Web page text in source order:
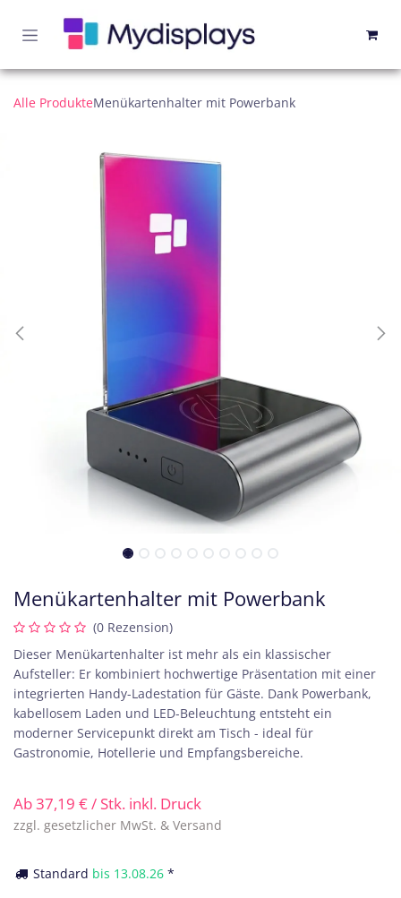
Alle ProdukteMenükartenhalter mit Powerbank
Menükartenhalter mit Powerbank
(0 Rezension)
Dieser Menükartenhalter ist mehr als ein klassischer
Aufsteller: Er kombiniert hochwertige Präsentation mit einer
integrierten Handy-Ladestation für Gäste. Dank Powerbank,
kabellosem Laden und LED-Beleuchtung entsteht ein
moderner Servicepunkt direkt am Tisch - ideal für
Gastronomie, Hotellerie und Empfangsbereiche.
Ab37,19 €/ Stk. inkl. Druck
zzgl. gesetzlicher MwSt. & Versand
Standard bis 13.08.26 *